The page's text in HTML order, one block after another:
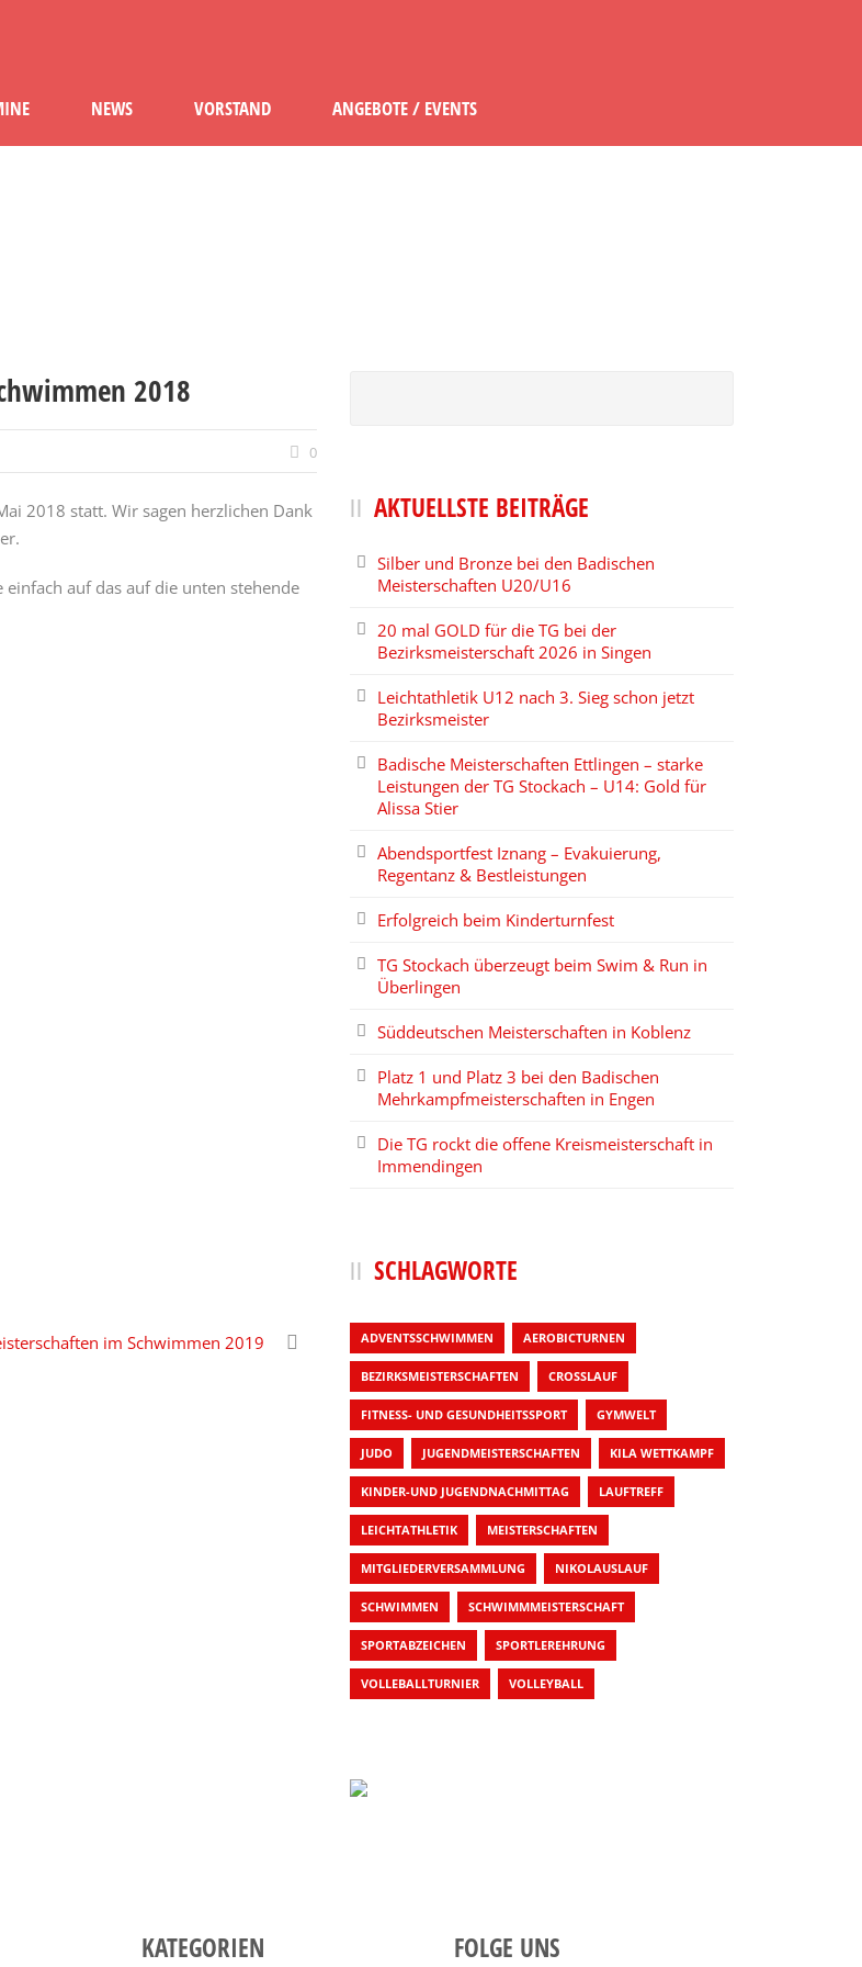
NEWS VORSTAND ANGEBOTE / EVENTS
2018
0
2018 statt. Wir sagen herzlichen Dank
einfach auf das auf die unten stehende
im Schwimmen 2019
AKTUELLSTE BEITRÄGE
Silber und Bronze bei den Badischen
Meisterschaften U20/U16
20 mal GOLD für die TG bei der
Bezirksmeisterschaft 2026 in Singen
Leichtathletik U12 nach 3. Sieg schon jetzt
Bezirksmeister
Badische Meisterschaften Ettlingen – starke
Leistungen der TG Stockach – U14: Gold für
Alissa Stier
Abendsportfest Iznang – Evakuierung,
Regentanz & Bestleistungen
Erfolgreich beim Kinderturnfest
TG Stockach überzeugt beim Swim & Run in
Überlingen
Süddeutschen Meisterschaften in Koblenz
Platz 1 und Platz 3 bei den Badischen
Mehrkampfmeisterschaften in Engen
Die TG rockt die offene Kreismeisterschaft in
Immendingen
SCHLAGWORTE
ADVENTSSCHWIMMEN AEROBICTURNEN
BEZIRKSMEISTERSCHAFTEN CROSSLAUF
FITNESS- UND GESUNDHEITSSPORT GYMWELT
JUDO JUGENDMEISTERSCHAFTEN KILA WETTKAMPF
KINDER-UND JUGENDNACHMITTAG LAUFTREFF
LEICHTATHLETIK MEISTERSCHAFTEN
MITGLIEDERVERSAMMLUNG NIKOLAUSLAUF
SCHWIMMEN SCHWIMMMEISTERSCHAFT
SPORTABZEICHEN SPORTLEREHRUNG
VOLLEBALLTURNIER VOLLEYBALL
KATEGORIEN FOLGE UNS